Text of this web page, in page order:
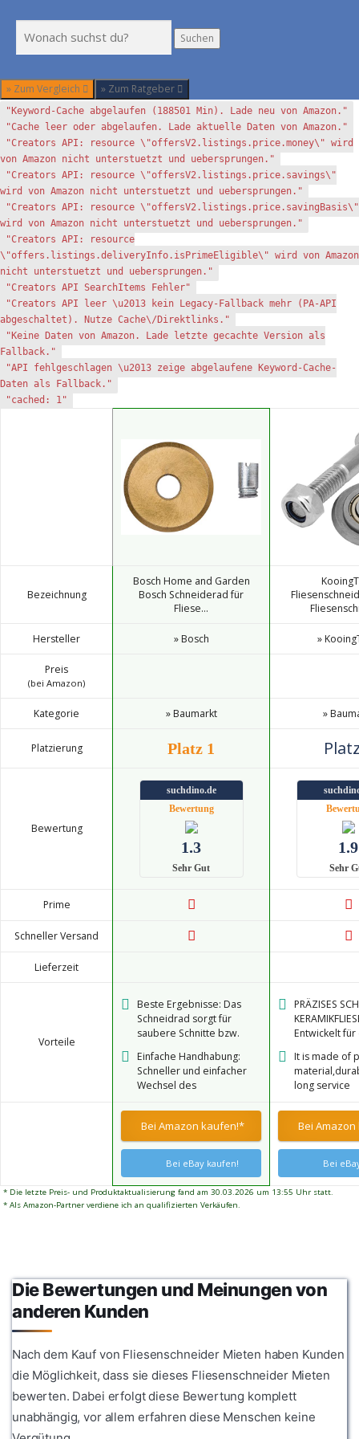
Suchen
» Zum Vergleich » Zum Ratgeber
"Keyword-Cache abgelaufen (188501 Min). Lade neu von Amazon."
"Cache leer oder abgelaufen. Lade aktuelle Daten von Amazon."
"Creators API: resource \"offersV2.listings.price.money\" wird
von Amazon nicht unterstuetzt und uebersprungen."
"Creators API: resource \"offersV2.listings.price.savings\"
wird von Amazon nicht unterstuetzt und uebersprungen."
"Creators API: resource \"offersV2.listings.price.savingBasis\"
wird von Amazon nicht unterstuetzt und uebersprungen."
"Creators API: resource
\"offers.listings.deliveryInfo.isPrimeEligible\" wird von Amazon
nicht unterstuetzt und uebersprungen."
"Creators API SearchItems Fehler"
"Creators API leer \u2013 kein Legacy-Fallback mehr (PA-API
abgeschaltet). Nutze Cache\/Direktlinks."
"Keine Daten von Amazon. Lade letzte gecachte Version als
Fallback."
"API fehlgeschlagen \u2013 zeige abgelaufene Keyword-Cache-
Daten als Fallback."
"cached: 1"
Bezeichnung
Bosch Home and Garden
Bosch Schneiderad für
Fliese...
Hersteller » Bosch »
Preis
(bei Amazon)
Kategorie » Baumarkt »
Platzierung Platz 1
Bewertung
suchdino.de
Bewertung
1.3
Sehr Gut
1.9
Sehr
Prime
Schneller Versand
Lieferzeit
Vorteile
Beste Ergebnisse: Das
Schneidrad sorgt für
saubere Schnitte bzw.
z.B. aus Keramik
Einfache Handhabung:
Schneller und einfacher
Wechsel des
bzw. festziehen der
mitgelieferten Schraube
PRÄZISES
Entwickelt für
geradlinigen
gekrümmte
genaue
liefern. Ideal
saubere
erfordern
It is made of
long service
TRUKTION:
Bei Amazon kaufen!*
Bei eBay kaufen!
Bei
Bei
* Die letzte Preis- und Produktaktualisierung fand am 30.03.2026 um 13:55 Uhr statt.
* Als Amazon-Partner verdiene ich an qualifizierten Verkäufen.
Die Bewertungen und Meinungen von
anderen Kunden
Nach dem Kauf von Fliesenschneider Mieten haben Kunden
die Möglichkeit, dass sie dieses Fliesenschneider Mieten
bewerten. Dabei erfolgt diese Bewertung komplett
unabhängig, vor allem erfahren diese Menschen keine